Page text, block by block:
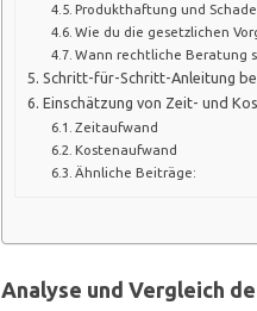
Produkthaftung und
Wie du die gesetzlichen
Wann rechtliche Beratung
Schritt-für-Schritt-Anleitung
Einschätzung von Zeit- und
Zeitaufwand
Kostenaufwand
Ähnliche Beiträge:
Analyse und Vergleich